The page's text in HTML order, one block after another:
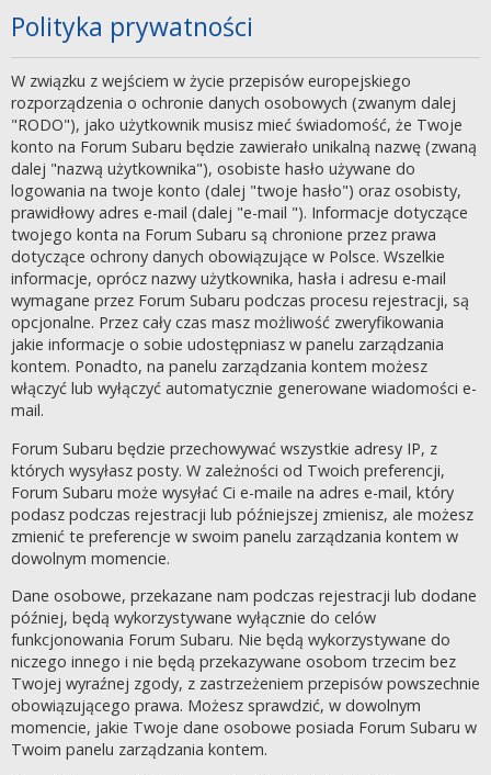
Polityka prywatności
W związku z wejściem w życie przepisów europejskiego
rozporządzenia o ochronie danych osobowych (zwanym dalej
"RODO"), jako użytkownik musisz mieć świadomość, że Twoje
konto na Forum Subaru będzie zawierało unikalną nazwę (zwaną
dalej "nazwą użytkownika"), osobiste hasło używane do
logowania na twoje konto (dalej "twoje hasło") oraz osobisty,
prawidłowy adres e-mail (dalej "e-mail "). Informacje dotyczące
twojego konta na Forum Subaru są chronione przez prawa
dotyczące ochrony danych obowiązujące w Polsce. Wszelkie
informacje, oprócz nazwy użytkownika, hasła i adresu e-mail
wymagane przez Forum Subaru podczas procesu rejestracji, są
opcjonalne. Przez cały czas masz możliwość zweryfikowania
jakie informacje o sobie udostępniasz w panelu zarządzania
kontem. Ponadto, na panelu zarządzania kontem możesz
włączyć lub wyłączyć automatycznie generowane wiadomości e-
mail.
Forum Subaru będzie przechowywać wszystkie adresy IP, z
których wysyłasz posty. W zależności od Twoich preferencji,
Forum Subaru może wysyłać Ci e-maile na adres e-mail, który
podasz podczas rejestracji lub późniejszej zmienisz, ale możesz
zmienić te preferencje w swoim panelu zarządzania kontem w
dowolnym momencie.
Dane osobowe, przekazane nam podczas rejestracji lub dodane
później, będą wykorzystywane wyłącznie do celów
funkcjonowania Forum Subaru. Nie będą wykorzystywane do
niczego innego i nie będą przekazywane osobom trzecim bez
Twojej wyraźnej zgody, z zastrzeżeniem przepisów powszechnie
obowiązującego prawa. Możesz sprawdzić, w dowolnym
momencie, jakie Twoje dane osobowe posiada Forum Subaru w
Twoim panelu zarządzania kontem.